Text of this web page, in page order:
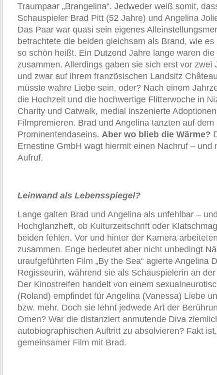
Traumpaar „Brangelina“. Jedweder weiß somit,
Schauspieler Brad Pitt (52 Jahre) und Angelina
Das Paar war quasi sein eigenes
betrachtete die beiden gleichsam als Brand, wie
so schön heißt. Ein Dutzend Jahre lange waren
zusammen. Allerdings gaben sie sich erst vor zwei
und zwar auf ihrem französischen Landsitz
müsste wahre Liebe sein, oder? Nach einem
die Hochzeit und die hochwertige Flitterwoche in
Charity und Catwalk, medial inszenierte
Filmpremieren. Brad und Angelina tanzten auf
Prominentendaseins. Aber wo blieb die Wärme?
Ernestine GmbH wagt hiermit einen Nachruf – und
Aufruf.
Leinwand als Lebensspiegel?
Lange galten Brad und Angelina als unfehlbar –
Hochglanzheft, ob Kulturzeitschrift oder
beiden fehlen. Vor und hinter der Kamera
zusammen. Enge bedeutet aber nicht unbedingt
uraufgeführten Film „By the Sea“ agierte Angelina
Regisseurin, während sie als Schauspielerin an
Der Kinostreifen handelt von einem
(Roland) empfindet für Angelina (Vanessa) Liebe
bzw. mehr. Doch sie lehnt jedwede Art der
Omen? War die distanziert anmutende Diva
autobiographischen Auftritt zu absolvieren? Fakt
gemeinsamer Film mit Brad.